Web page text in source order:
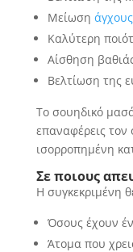
Μείωση άγχους
Καλύτερη
Αίσθηση
Βελτίωση της
Το σουηδικό
επαναφέρεις
ισορροπημένη
Σε ποιους
Η συγκεκριμένη
Όσους έχουν
Άτομα που